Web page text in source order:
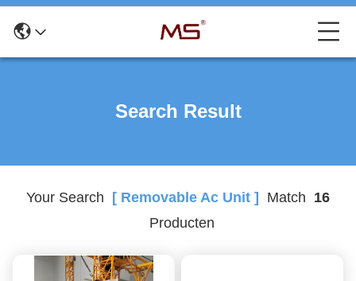
Search Result
Your Search [ Removable Ac Unit ] Match 16
Producten